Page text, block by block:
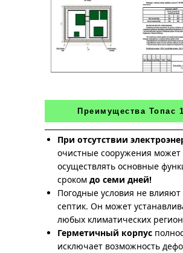
Преимущества Топас
При отсутствии
очистные сооружения может
осуществлять основные
сроком до семи дней!
Погодные условия не влияют
септик. Он может
любых климатических
Герметичный корпус
исключает возможность